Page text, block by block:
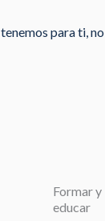
para ti,
Formar y
educar